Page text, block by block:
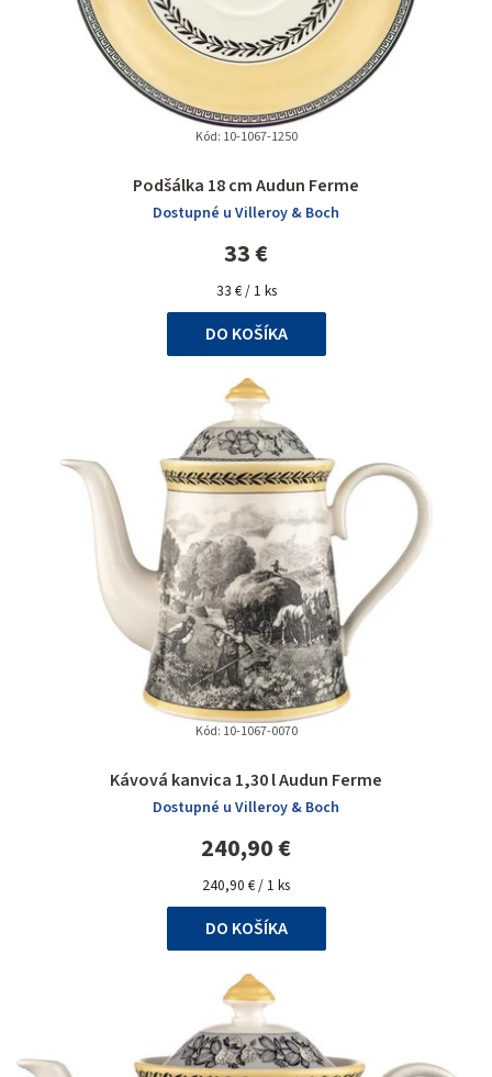
Podšálka 18 cm Audun Ferme
Dostupné u Villeroy & Boch
33 €
Jednotková
cena:
33 € / 1 ks
DO KOŠÍKA
Kód: 10-1067-1250
Kávová kanvica 1,30 l Audun Ferme
hodnotenie
produktu
je
5,0
z
5
hviezdičiek.
Dostupné u Villeroy & Boch
240,90 €
Jednotková
cena:
240,90 € / 1 ks
DO KOŠÍKA
Kód: 10-1067-0070